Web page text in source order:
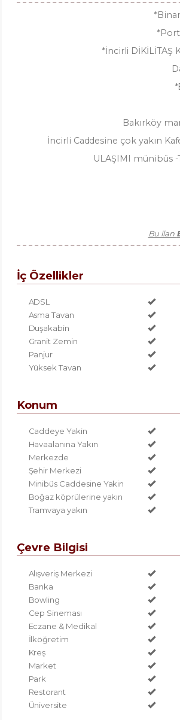
*İncirli DİKİLİTAŞ
Bakırköy
İncirli Caddesine çok yakın
ULAŞIMI münibüs
Bu ilan
İç Özellikler
ADSL
Asma Tavan
Duşakabin
Granit Zemin
Panjur
Yüksek Tavan
Konum
Caddeye Yakin
Havaalanına Yakın
Merkezde
Şehir Merkezi
Minibüs Caddesine Yakin
Boğaz köprülerine yakın
Tramvaya yakın
Çevre Bilgisi
Alışveriş Merkezi
Banka
Bowling
Cep Sineması
Eczane & Medikal
İlköğretim
Kreş
Market
Park
Restorant
Üniversite